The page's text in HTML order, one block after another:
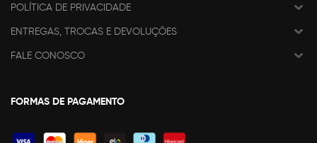
POLÍTICA DE PRIVACIDADE
ENTREGAS, TROCAS E DEVOLUÇÕES
FALE CONOSCO
FORMAS DE PAGAMENTO